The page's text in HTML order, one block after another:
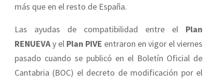
más que en el resto de España.
Las ayudas de compatibilidad entre el Plan
RENUEVAy el Plan PIVE entraron en vigor el viernes
pasado cuando se publicó en el Boletín Oficial de
Cantabria (BOC) el decreto de modificación por el